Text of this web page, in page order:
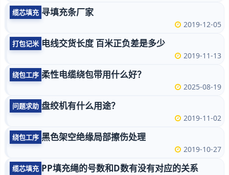
缆芯填充 寻填充条厂家
2019-12-05
打包记米 电线交货长度 百米正负差是多少
2019-11-13
绕包工序 柔性电缆绕包带用什么好？
2025-08-19
问题求助 盘绞机有什么用途？
2019-11-02
绕包工序 黑色架空绝缘局部擦伤处理
2019-10-27
缆芯填充 PP填充绳的号数和D数有没有对应的关系